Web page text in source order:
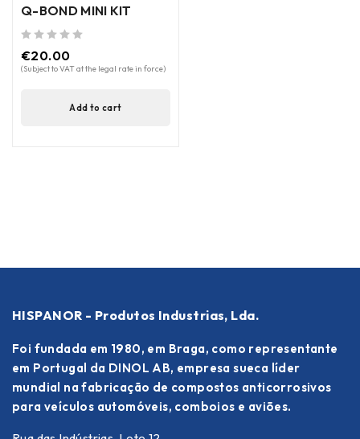
Q-BOND MINI KIT
€20.00
(Subject to VAT at the legal rate in force)
Add to cart
HISPANOR - Produtos Industrias, Lda.
Foi fundada em 1980, em Braga, como representante
em Portugal da DINOL AB, empresa sueca líder
mundial na fabricação de compostos anticorrosivos
para veículos automóveis, comboios e aviões.